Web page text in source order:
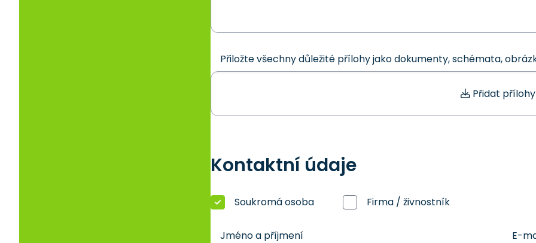
Přiložte všechny důležité přílohy jako dokumenty, schémata,
Přidat přílohy
Kontaktní údaje
Soukromá osoba Firma / živnostník
Jméno a příjmení E-